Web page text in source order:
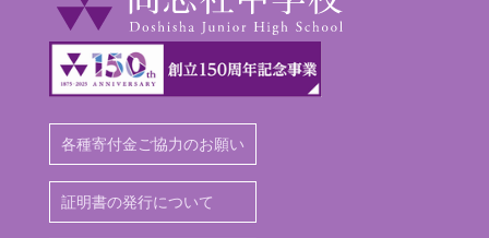
各種寄付金ご協力のお願い
証明書の発行について